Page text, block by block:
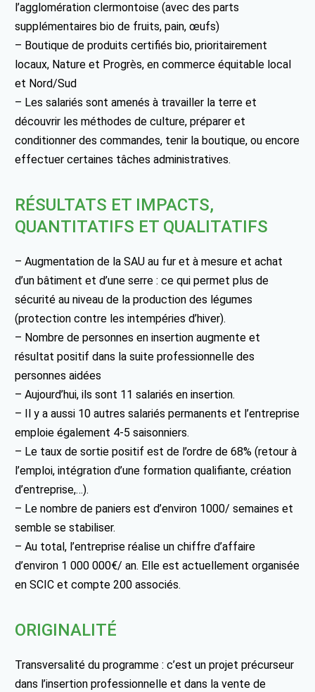
l’agglomération clermontoise (avec des parts
supplémentaires bio de fruits, pain, œufs)
– Boutique de produits certifiés bio, prioritairement
locaux, Nature et Progrès, en commerce équitable local
et Nord/Sud
– Les salariés sont amenés à travailler la terre et
découvrir les méthodes de culture, préparer et
conditionner des commandes, tenir la boutique, ou encore
effectuer certaines tâches administratives.
RÉSULTATS ET IMPACTS,
QUANTITATIFS ET QUALITATIFS
– Augmentation de la SAU au fur et à mesure et achat
d’un bâtiment et d’une serre : ce qui permet plus de
sécurité au niveau de la production des légumes
(protection contre les intempéries d’hiver).
– Nombre de personnes en insertion augmente et
résultat positif dans la suite professionnelle des
personnes aidées
– Aujourd’hui, ils sont 11 salariés en insertion.
– Il y a aussi 10 autres salariés permanents et l’entreprise
emploie également 4-5 saisonniers.
– Le taux de sortie positif est de l’ordre de 68% (retour à
l’emploi, intégration d’une formation qualifiante, création
d’entreprise,…).
– Le nombre de paniers est d’environ 1000/ semaines et
semble se stabiliser.
– Au total, l’entreprise réalise un chiffre d’affaire
d’environ 1 000 000€/ an. Elle est actuellement organisée
en SCIC et compte 200 associés.
ORIGINALITÉ
Transversalité du programme : c’est un projet précurseur
dans l’insertion professionnelle et dans la vente de